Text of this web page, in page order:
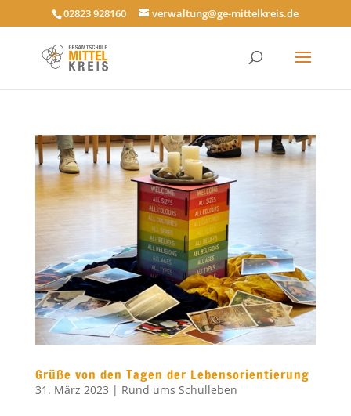
02823 928160 verwaltung@ge-mittelkreis.de
Grüße von den Tagen der Lebensorientierung
31. März 2023 | Rund ums Schulleben